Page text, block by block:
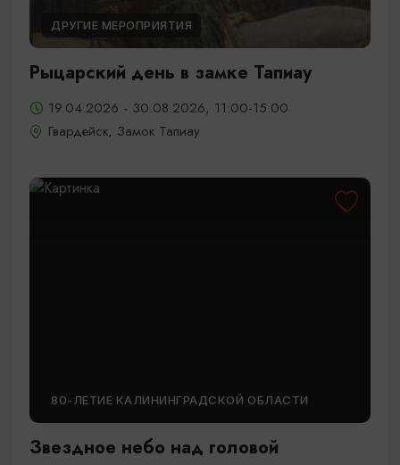
ДРУГИЕ МЕРОПРИЯТИЯ
Рыцарский день в замке Тапиау
19.04.2026 - 30.08.2026, 11:00-15:00
Гвардейск, Замок Тапиау
80-ЛЕТИЕ КАЛИНИНГРАДСКОЙ ОБЛАСТИ
Звездное небо над головой